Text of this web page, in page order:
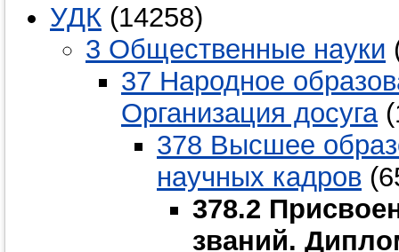
УДК (14258)
3 Общественные науки
37 Народное
Организация досуга
378 Высшее
научных кадров
378.2
званий.